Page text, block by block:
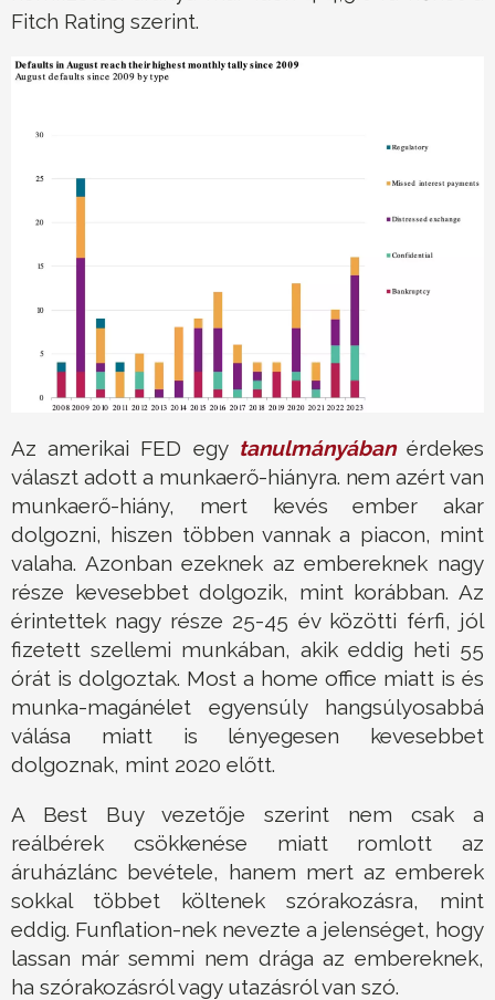
Fitch Rating szerint.
Az amerikai FED egy tanulmányábanérdekes
választ adott a munkaerő-hiányra. nem azért van
munkaerő-hiány, mert kevés ember akar
dolgozni, hiszen többen vannak a piacon, mint
valaha. Azonban ezeknek az embereknek nagy
része kevesebbet dolgozik, mint korábban. Az
érintettek nagy része 25-45 év közötti férfi, jól
fizetett szellemi munkában, akik eddig heti 55
órát is dolgoztak. Most a home office miatt is és
munka-magánélet egyensúly hangsúlyosabbá
válása miatt is lényegesen kevesebbet
dolgoznak, mint 2020 előtt.
A Best Buy vezetője szerint nem csak a
reálbérek csökkenése miatt romlott az
áruházlánc bevétele, hanem mert az emberek
sokkal többet költenek szórakozásra, mint
eddig. Funflation-nek nevezte a jelenséget, hogy
lassan már semmi nem drága az embereknek,
ha szórakozásról vagy utazásról van szó.